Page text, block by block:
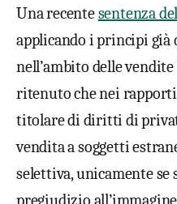
Una recentesentenza
applicando i principi già
nell’ambito delle
ritenuto che nei rapporti
titolare di diritti di
vendita a soggetti
selettiva, unicamente